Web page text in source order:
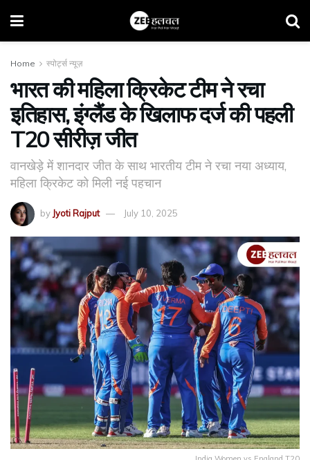
Home स्पोर्ट्स न्यूज़
भारत की महिला क्रिकेट टीम ने रचा
इतिहास, इंग्लैंड के खिलाफ दर्ज की पहली
T20 सीरीज़ जीत
वानखेड़े में शानदार जीत के साथ भारतीय टीम ने रचा नया अध्याय,
महिला क्रिकेट को मिली नई पहचान
by Jyoti Rajput July 10, 2025